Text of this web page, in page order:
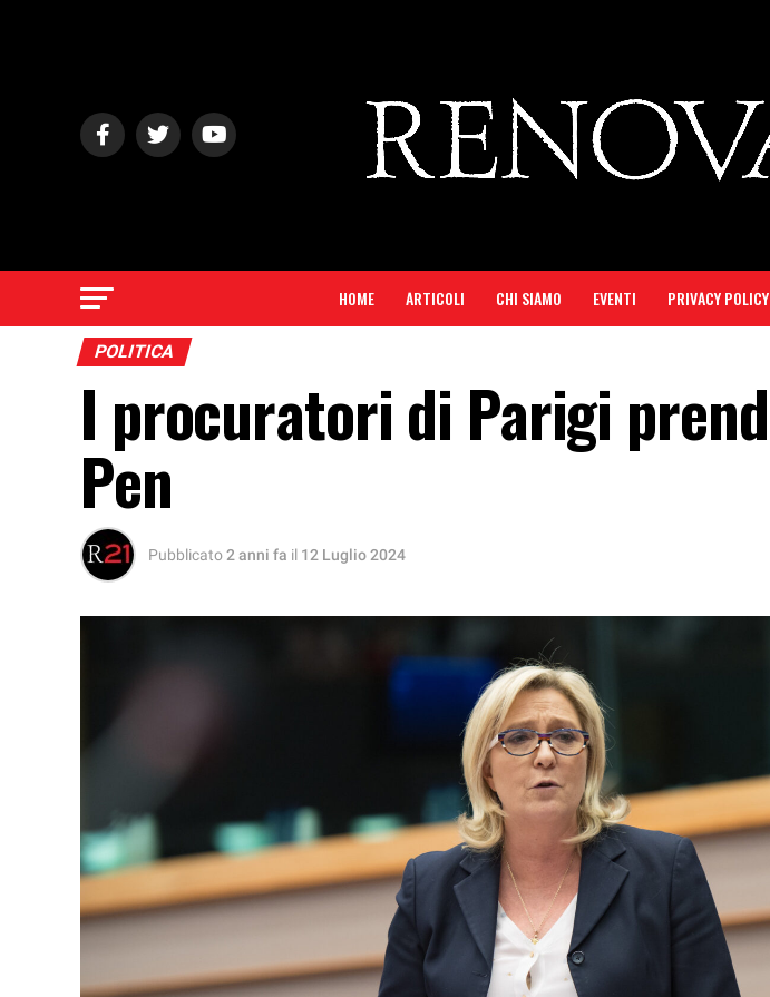
HOME ARTICOLI CHI SIAMO EVENTI PRIVACY POLICY
POLITICA
I procuratori di Parigi
Pen
Pubblicato2 anni fa il 12 Luglio 2024